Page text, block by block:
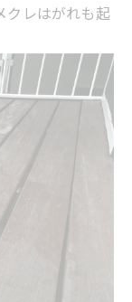
クレはがれも起